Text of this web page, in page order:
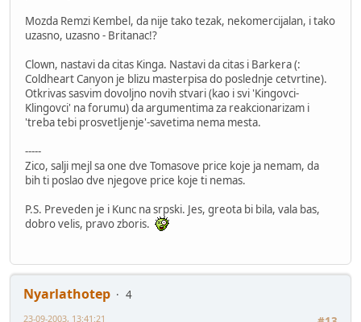
Mozda Remzi Kembel, da nije tako tezak, nekomercijalan, i tako
uzasno, uzasno - Britanac!?
Clown, nastavi da citas Kinga. Nastavi da citas i Barkera (:
Coldheart Canyon je blizu masterpisa do poslednje cetvrtine).
Otkrivas sasvim dovoljno novih stvari (kao i svi 'Kingovci-
Klingovci' na forumu) da argumentima za reakcionarizam i
'treba tebi prosvetljenje'-savetima nema mesta.
-----
Zico, salji mejl sa one dve Tomasove price koje ja nemam, da
bih ti poslao dve njegove price koje ti nemas.
P.S. Preveden je i Kunc na srpski. Jes, greota bi bila, vala bas,
dobro velis, pravo zboris.
Nyarlathotep
4
23-09-2003, 13:41:21